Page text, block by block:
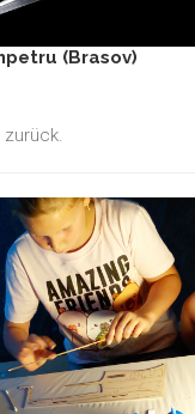
(Brasov)